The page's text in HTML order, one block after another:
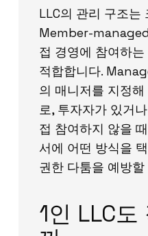
LLC의 관리 구조는
Member-
접 경영에 참여하
적합합니다.
의 매니저를 지정
로, 투자자가 있거
접 참여하지 않을
서에 어떤 방식을
권한 다툼을 예방
1인 LLC